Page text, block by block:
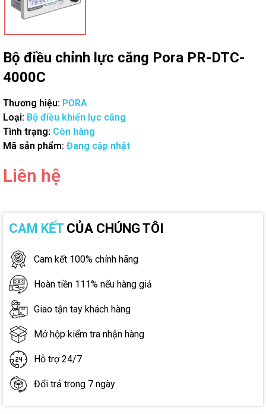
Bộ điều chỉnh lực căng Pora PR-DTC-
4000C
Thương hiệu: PORA
Loại: Bộ điều khiển lực căng
Tình trạng: Còn hàng
Mã sản phẩm: Đang cập nhật
Liên hệ
CAM KẾT CỦA CHÚNG TÔI
Cam kết 100% chính hãng
Hoàn tiền 111% nếu hàng giả
Giao tận tay khách hàng
Mở hộp kiểm tra nhận hàng
Hỗ trợ 24/7
Đổi trả trong 7 ngày